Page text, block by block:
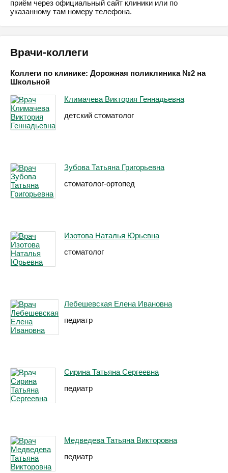
приём через официальный сайт клиники или по
указанному там номеру телефона.
Врачи-коллеги
Коллеги по клинике: Дорожная поликлиника №2 на
Школьной
Климачева Виктория Геннадьевна
детский стоматолог
Зубова Татьяна Григорьевна
стоматолог-ортопед
Изотова Наталья Юрьевна
стоматолог
Лебешевская Елена Ивановна
педиатр
Сирина Татьяна Сергеевна
педиатр
Медведева Татьяна Викторовна
педиатр